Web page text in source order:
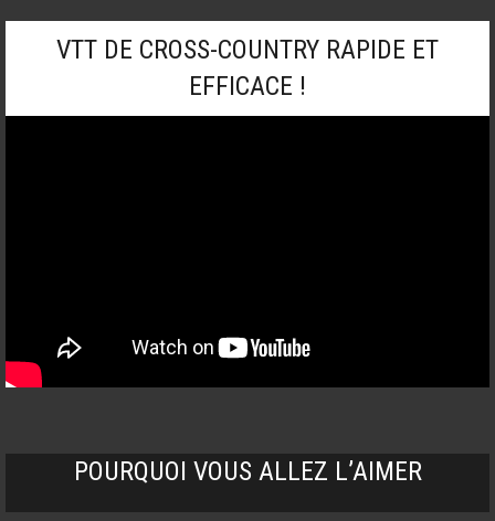
VTT DE CROSS-COUNTRY RAPIDE ET
EFFICACE !
POURQUOI VOUS ALLEZ L’AIMER